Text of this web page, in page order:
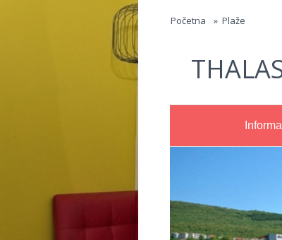
Jump to navigation
Početna » Plaže